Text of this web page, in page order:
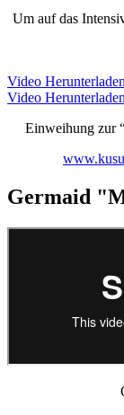
Um auf das
Video
Video
Einweihung zur
Germaid